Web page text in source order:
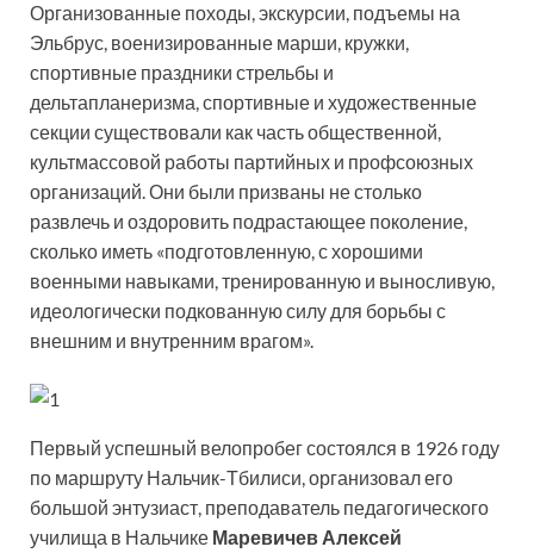
Организованные походы, экскурсии, подъемы на
Эльбрус, военизированные марши, кружки,
спортивные праздники стрельбы и
дельтапланеризма, спортивные и художественные
секции существовали как часть общественной,
культмассовой работы партийных и профсоюзных
организаций. Они были призваны не столько
развлечь и оздоровить подрастающее поколение,
сколько иметь «подготовленную, с хорошими
военными навыками, тренированную и выносливую,
идеологически подкованную силу для борьбы с
внешним и внутренним врагом».
Первый успешный велопробег состоялся в 1926 году
по маршруту Нальчик-Тбилиси, организовал его
большой энтузиаст, преподаватель педагогического
училища в Нальчике Маревичев Алексей